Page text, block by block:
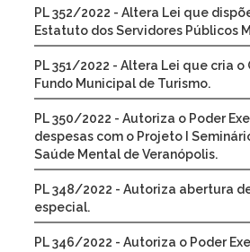
PL 352/2022 - Altera Lei que
Estatuto dos Servidores Públicos
PL 351/2022 - Altera Lei que cria o
Fundo Municipal de Turismo.
PL 350/2022 - Autoriza o Poder
despesas com o Projeto I
Saúde Mental de Veranópolis.
PL 348/2022 - Autoriza abertura
especial.
PL 346/2022 - Autoriza o Poder